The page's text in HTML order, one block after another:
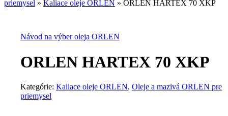
priemysel » Kaliace oleje ORLEN » ORLEN HARTEX 70 XKP
Návod na výber oleja ORLEN
ORLEN HARTEX 70 XKP
Kategórie: Kaliace oleje ORLEN, Oleje a mazivá ORLEN pre
priemysel